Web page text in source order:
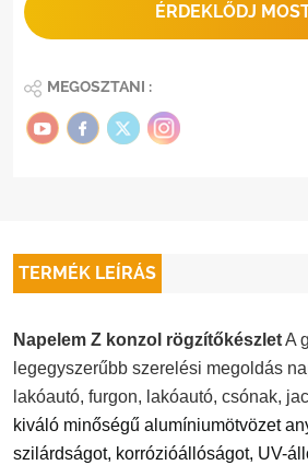
ÉRDEKLŐDJ
MEGOSZTANI :
TERMÉK LEÍRÁS
Napelem Z konzol rögzítőkészletA
legegyszerűbb szerelési megoldás
lakóautó, furgon, lakóautó, csónak,
kiváló minőségű alumíniumötvözet
szilárdságot, korrózióállóságot, UV-